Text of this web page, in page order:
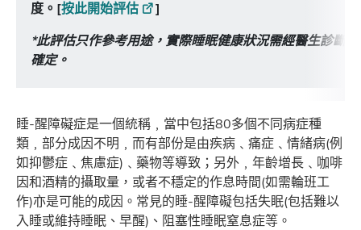
度。[按此開始評估
]
*此評估只作參考用途，實際睡眠健康狀況需經醫生診斷
確定。
睡-醒障礙症是一個統稱﹐當中包括80多個不同病症種
類﹐部分成因不明﹐而有部份是由疾病﹑痛症﹑情緒病(例
如抑鬱症﹑焦慮症)﹑藥物等導致；另外﹐年齡增長﹑咖啡
因和酒精的攝取量，或者不穩定的作息時間(如需輪班工
作)亦是可能的成因。常見的睡-醒障礙包括失眠​(包括難以
入睡或維持睡眠、早醒)、阻塞性睡眠窒息症等。